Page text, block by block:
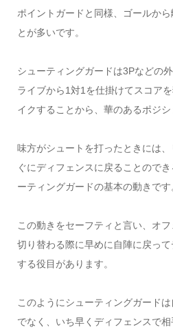
ポイントガードと同様、ゴールか
とが多いです。
シューティングガードは3Pなどの
ライブから1対1を仕掛けてスコア
イクすることから、華のあるポジシ
味方がシュートを打ったときには
ぐにディフェンスに戻ることので
ーティングガードの基本の動きです
この動きをセーフティと言い、オ
切り替わる際に早めに自陣に戻っ
する役目があります。
このようにシューティングガード
でなく、いち早くディフェンスで